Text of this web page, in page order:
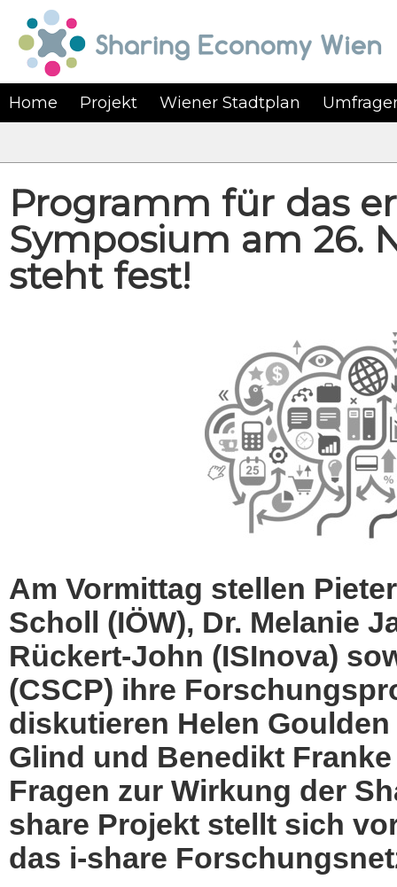
Home Projekt Wiener Stadtplan
Programm für das
Symposium am 26.
steht fest!
Am Vormittag stellen
Scholl (IÖW), Dr. Melanie
Rückert-John (ISInova)
(CSCP) ihre
diskutieren Helen Goulden
Glind und Benedikt
Fragen zur Wirkung der
share Projekt stellt sich
das i-share